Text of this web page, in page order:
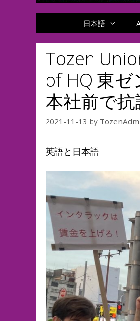
日本語
Tozen
of HQ 東
本社前で抗
2021-11-13 by
英語と日本語